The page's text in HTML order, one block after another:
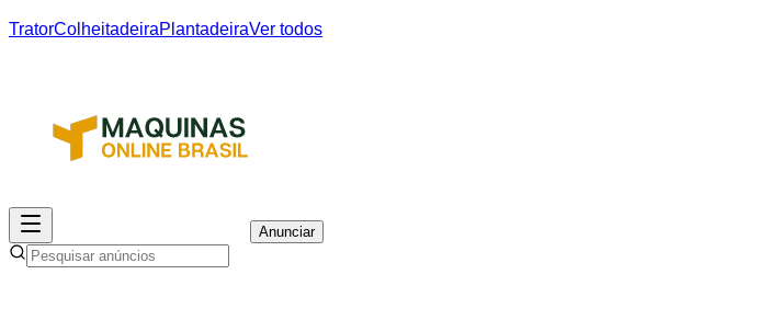
TratorColheitadeiraPlantadeiraVer todos
Anunciar